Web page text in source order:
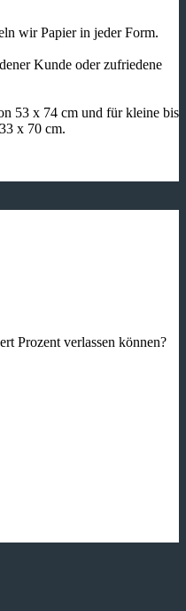
wir Papier in jeder Form.
Kunde oder zufriedene
53 x 74 cm und für kleine bis
x 70 cm.
Prozent verlassen können?